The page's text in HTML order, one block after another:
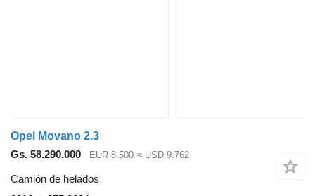
Opel Movano 2.3
Gs. 58.290.000
EUR 8.500 ≈ USD 9.762
Camión de helados